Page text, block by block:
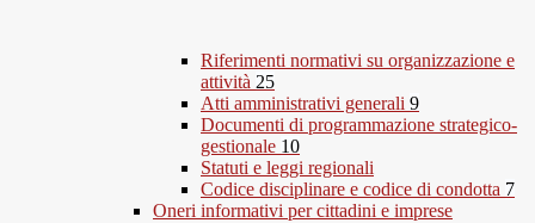
Riferimenti normativi su organizzazione e
attività 25
Atti amministrativi generali 9
Documenti di programmazione strategico-
gestionale 10
Statuti e leggi regionali
Codice disciplinare e codice di condotta 7
Oneri informativi per cittadini e imprese